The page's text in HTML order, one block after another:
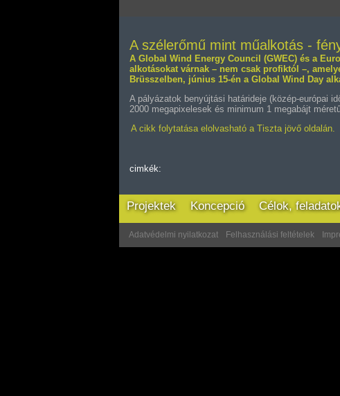
A szélerőmű mint műalkotás -
A Global Wind Energy Council (GWEC) és a
alkotásokat várnak – nem csak profiktól –,
Brüsszelben, június 15-én a Global Wind Day
A pályázatok benyújtási határideje (közép-európai
2000 megapixelesek és minimum 1 megabájt
A cikk folytatása elolvasható a Tiszta jövő oldalán.
cimkék:
Projektek Koncepció Célok,
Adatvédelmi nyilatkozat Felhasználási feltételek